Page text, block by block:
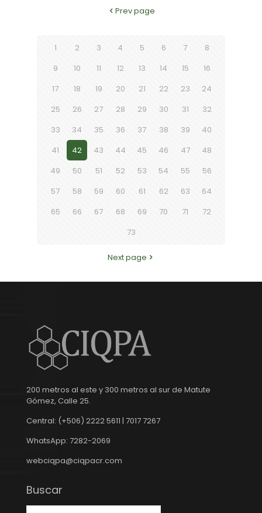
Prev page
1 2 3 4 5 6 7
8
9
10 11 12 13 14 15
16
17
18 19 20 21 22 23
24
25
26 27 28 29 30 31
32
33
34 35 36 37 38 39
40
41
42 43 44 45 46 47
48
49
50 51 52 53 54 55
56
57
58 59 60 61 62 63
64
65
66 67 68 69 70 71
72
73
Next page
200 metros al este y 300 metros al sur de Matute
Gómez, Calle 25.
Central: (+506) 2222 5611 | 7017 7267
WhatsApp: 7282-2069
webciqpa@ciqpacr.com
Buscar